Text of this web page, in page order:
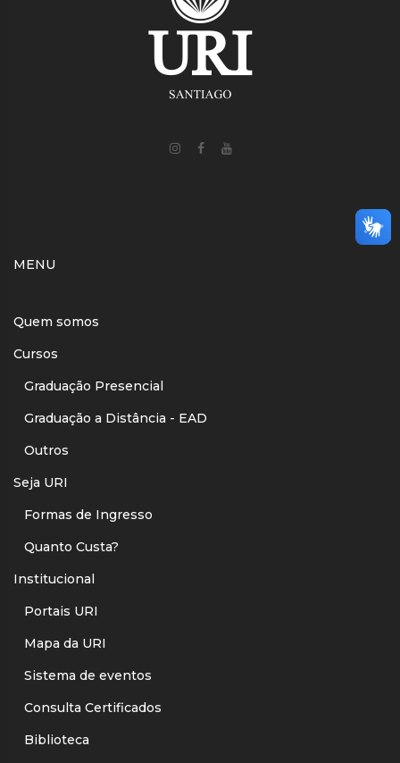
MENU
Quem somos
Cursos
Graduação Presencial
Graduação a Distância - EAD
Outros
Seja URI
Formas de Ingresso
Quanto Custa?
Institucional
Portais URI
Mapa da URI
Sistema de eventos
Consulta Certificados
Biblioteca